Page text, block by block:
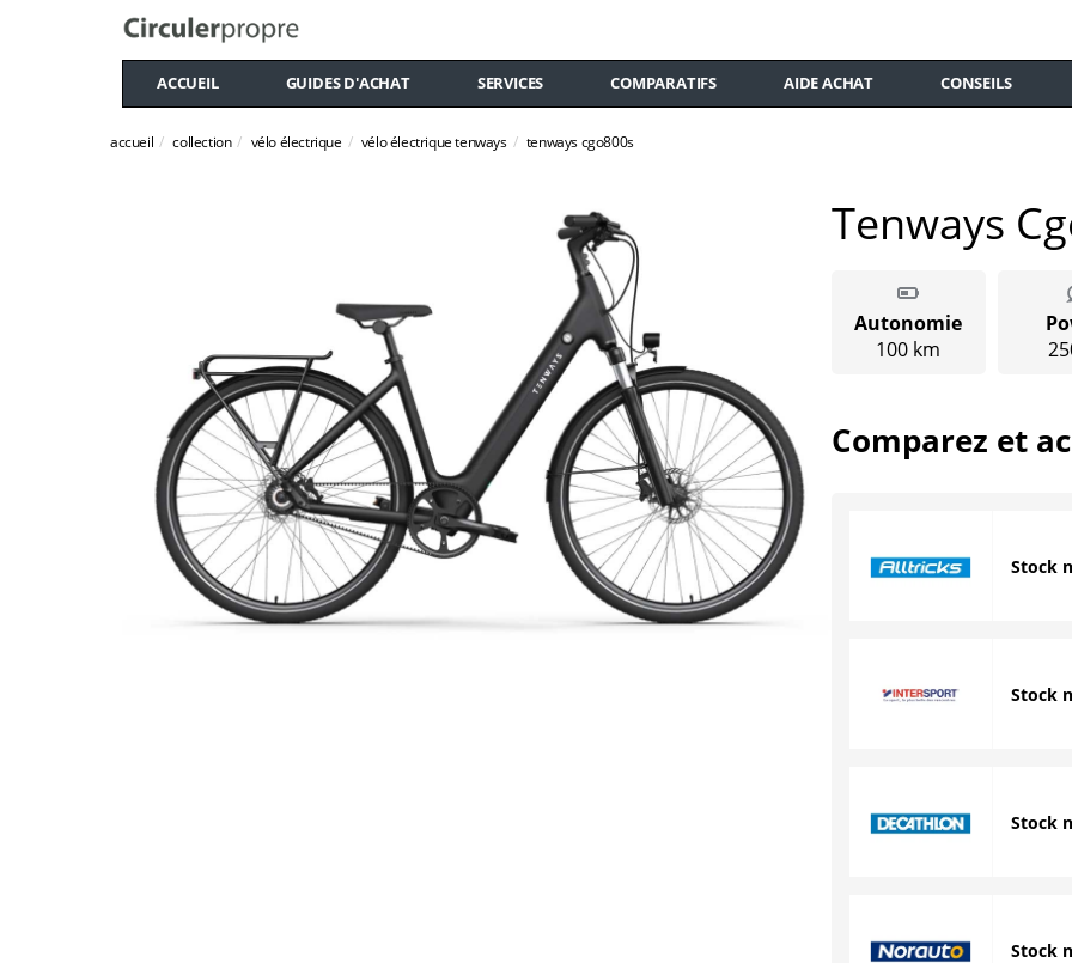
ACCUEIL GUIDES D'ACHAT SERVICES COMPARATIFS AIDE ACHAT CONSEILS
accueil collection vélo électrique vélo électrique tenways tenways cgo800s
Tenways
Autonomie
100 km
Comparez et
Stock
Stock
Stock
Stock